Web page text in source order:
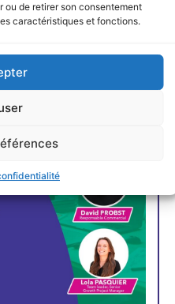
ou de retirer son consentement
caractéristiques et fonctions.